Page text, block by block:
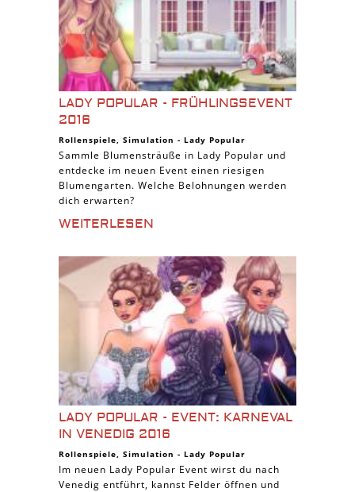
LADY POPULAR - FRÜHLINGSEVENT
2016
Rollenspiele, Simulation - Lady Popular
Sammle Blumensträuße in Lady Popular und
entdecke im neuen Event einen riesigen
Blumengarten. Welche Belohnungen werden
dich erwarten?
WEITERLESEN
LADY POPULAR - EVENT: KARNEVAL
IN VENEDIG 2016
Rollenspiele, Simulation - Lady Popular
Im neuen Lady Popular Event wirst du nach
Venedig entführt, kannst Felder öffnen und